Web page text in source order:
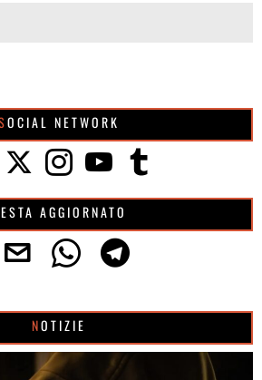
SOCIAL NETWORK
RESTA AGGIORNATO
NOTIZIE